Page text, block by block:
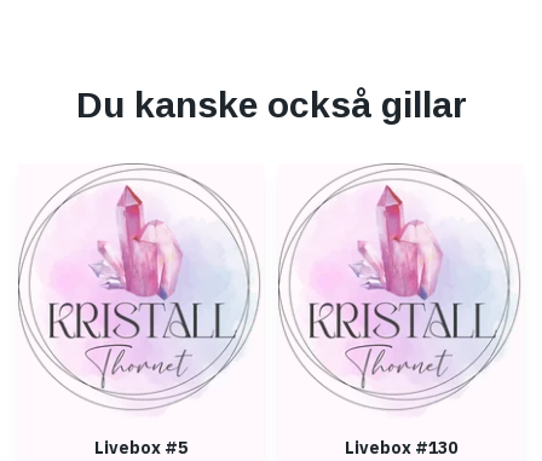
Du kanske också gillar
Livebox #5
Livebox #130